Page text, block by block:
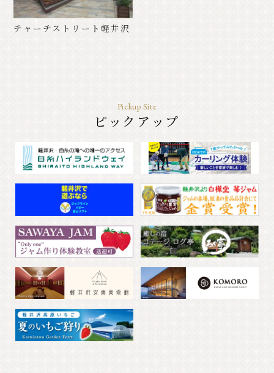
会議室利⽤希望お申し込み
軽井沢観光会館利⽤お申し込み
PR
チャーチストリート軽井沢
Pickup Site
ピックアップ